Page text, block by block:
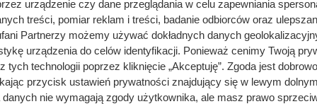
urządzenie czy dane przeglądania w celu zapewniania
treści, pomiar reklam i treści, badanie odbiorców oraz
Partnerzy możemy używać dokładnych danych
urządzenia do celów identyfikacji. Ponieważ cenimy Twoją
tych technologii poprzez kliknięcie „Akceptuję”. Zgoda jest
przycisk ustawień prywatności znajdujący się w lewym
nie wymagają zgody użytkownika, ale masz prawo